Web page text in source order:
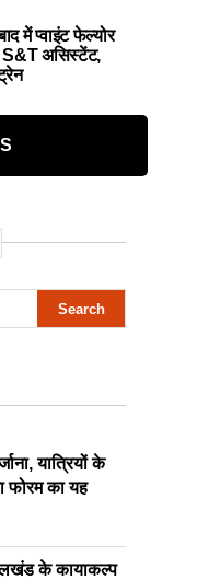
में प्वाइंट फेल्योर
S&T असिस्टेंट,
यात्रियों के
फोरम का यह
के कायाकल्प